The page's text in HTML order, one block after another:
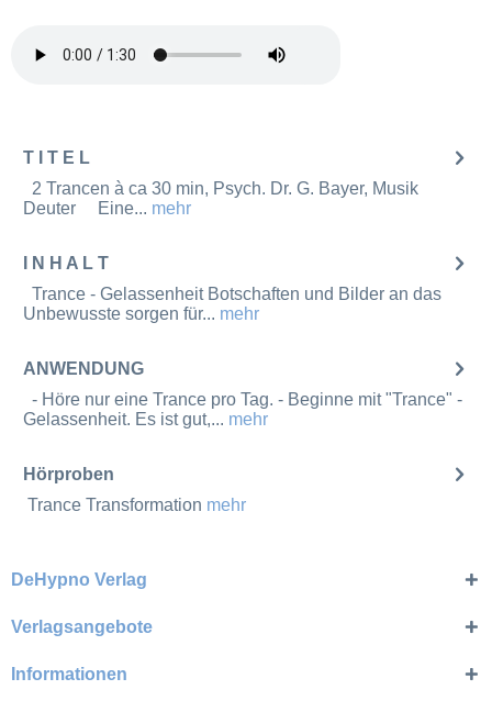
T I T E L
2 Trancen à ca 30 min, Psych. Dr. G. Bayer, Musik
Deuter Eine... mehr
I N H A L T
Trance - Gelassenheit Botschaften und Bilder an das
Unbewusste sorgen für... mehr
ANWENDUNG
- Höre nur eine Trance pro Tag. - Beginne mit "Trance" -
Gelassenheit. Es ist gut,... mehr
Hörproben
Trance Transformation mehr
DeHypno Verlag
Verlagsangebote
Informationen